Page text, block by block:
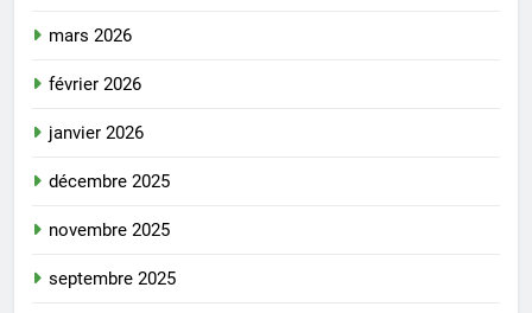
mars 2026
février 2026
janvier 2026
décembre 2025
novembre 2025
septembre 2025